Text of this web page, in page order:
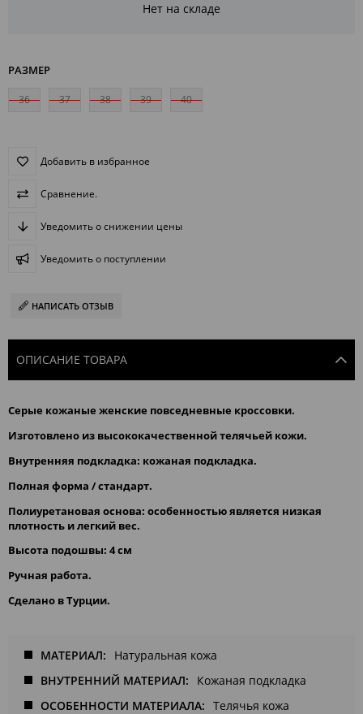
Нет на складе
РАЗМЕР
36 37 38 39 40
Добавить в избранное
Сравнение.
Уведомить о снижении цены
Уведомить о поступлении
НАПИСАТЬ ОТЗЫВ
ОПИСАНИЕ ТОВАРА
Серые кожаные женские повседневные кроссовки.
Изготовлено из высококачественной телячьей кожи.
Внутренняя подкладка: кожаная подкладка.
Полная форма / стандарт.
Полиуретановая основа: особенностью является низкая
плотность и легкий вес.
Bысота подошвы: 4 см
Pучная работа.
Сделано в Турции.
МАТЕРИАЛ
Натуральная кожа
ВНУТРЕННИЙ МАТЕРИАЛ
Кожаная подкладка
ОСОБЕННОСТИ МАТЕРИАЛА
Телячья кожа